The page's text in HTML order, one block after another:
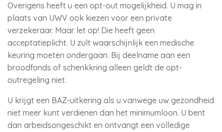
Overigens heeft u een opt-out mogelijkheid. U mag in
plaats van UWV ook kiezen voor een private
verzekeraar. Maar let op! Die heeft geen
acceptatieplicht. U zult waarschijnlijk een medische
keuring moeten ondergaan. Bij deelname aan een
broodfonds of schenkkring alleen geldt de opt-
outregeling niet.
U krijgt een BAZ-uitkering als u vanwege uw gezondheid
niet meer kunt verdienen dan het minimumloon. U bent
dan arbeidsongeschikt en ontvangt een volledige